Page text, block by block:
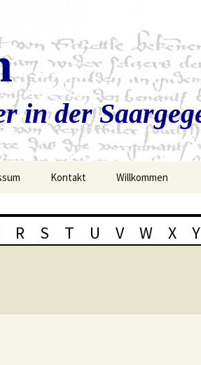
in der
Kontakt Willkommen
R S T U V W X Y